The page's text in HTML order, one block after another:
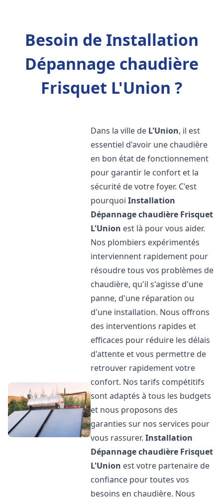
Besoin de Installation
Dépannage chaudière
Frisquet L'Union ?
Dans la ville de L'Union, il est
essentiel d'avoir une chaudière
en bon état de fonctionnement
pour garantir le confort et la
sécurité de votre foyer. C'est
pourquoiInstallation
Dépannage chaudière Frisquet
L'Union est là pour vous aider.
Nos plombiers expérimentés
interviennent rapidement pour
résoudre tous vos problèmes de
chaudière, qu'il s'agisse d'une
panne, d'une réparation ou
d'une installation. Nous offrons
des interventions rapides et
efficaces pour réduire les délais
d'attente et vous permettre de
retrouver rapidement votre
confort. Nos tarifs compétitifs
sont adaptés à tous les budgets
et nous proposons des
garanties sur nos services pour
vous rassurer.Installation
Dépannage chaudière Frisquet
L'Union est votre partenaire de
confiance pour toutes vos
besoins en chaudière. Nous